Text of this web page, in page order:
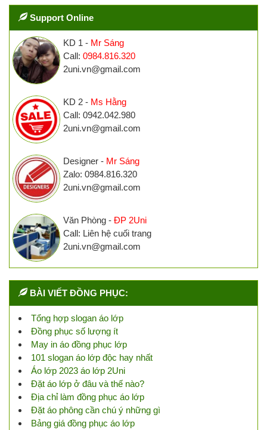
Support Online
KD 1 - Mr Sáng
Call: 0984.816.320
2uni.vn@gmail.com
KD 2 - Ms Hằng
Call: 0942.042.980
2uni.vn@gmail.com
Designer - Mr Sáng
Zalo: 0984.816.320
2uni.vn@gmail.com
Văn Phòng - ĐP 2Uni
Call: Liên hệ cuối trang
2uni.vn@gmail.com
BÀI VIẾT ĐỒNG PHỤC:
Tổng hợp slogan áo lớp
Đồng phục số lượng ít
May in áo đồng phục lớp
101 slogan áo lớp độc hay nhất
Áo lớp 2023 áo lớp 2Uni
Đặt áo lớp ở đâu và thế nào?
Địa chỉ làm đồng phục áo lớp
Đặt áo phông cần chú ý những gì
Bảng giá đồng phục áo lớp